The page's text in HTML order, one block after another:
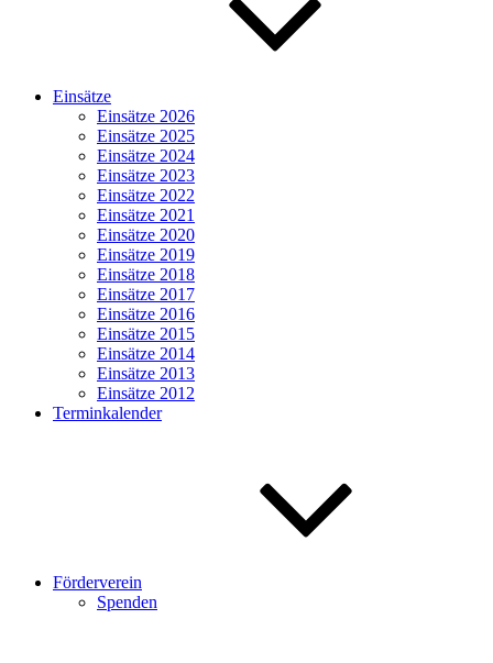
Einsätze
Einsätze 2026
Einsätze 2025
Einsätze 2024
Einsätze 2023
Einsätze 2022
Einsätze 2021
Einsätze 2020
Einsätze 2019
Einsätze 2018
Einsätze 2017
Einsätze 2016
Einsätze 2015
Einsätze 2014
Einsätze 2013
Einsätze 2012
Terminkalender
Förderverein
Spenden